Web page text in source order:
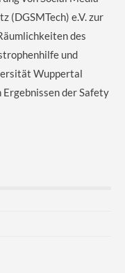
(DGSMTech) e.V. zur
des
und
Wuppertal
Ergebnissen der Safety